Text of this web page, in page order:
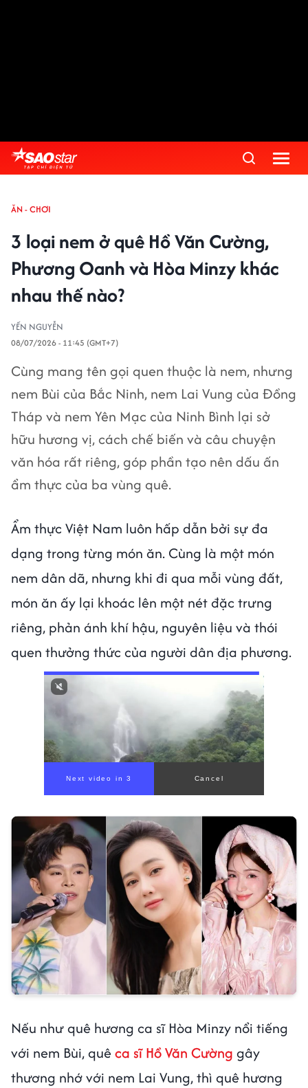
ĂN - CHƠI
3 loại nem ở quê Hồ Văn Cường,
Phương Oanh và Hòa Minzy khác
nhau thế nào?
YẾN NGUYỄN
08/07/2026 - 11:45 (GMT+7)
Cùng mang tên gọi quen thuộc là nem, nhưng
nem Bùi của Bắc Ninh, nem Lai Vung của Đồng
Tháp và nem Yên Mạc của Ninh Bình lại sở
hữu hương vị, cách chế biến và câu chuyện
văn hóa rất riêng, góp phần tạo nên dấu ấn
ẩm thực của ba vùng quê.
Ẩm thực Việt Nam luôn hấp dẫn bởi sự đa
dạng trong từng món ăn. Cùng là một món
nem dân dã, nhưng khi đi qua mỗi vùng đất,
món ăn ấy lại khoác lên một nét đặc trưng
riêng, phản ánh khí hậu, nguyên liệu và thói
quen thưởng thức của người dân địa phương.
Nếu như quê hương ca sĩ Hòa Minzy nổi tiếng
với nem Bùi, quê ca sĩ Hồ Văn Cường gây
thương nhớ với nem Lai Vung, thì quê hương